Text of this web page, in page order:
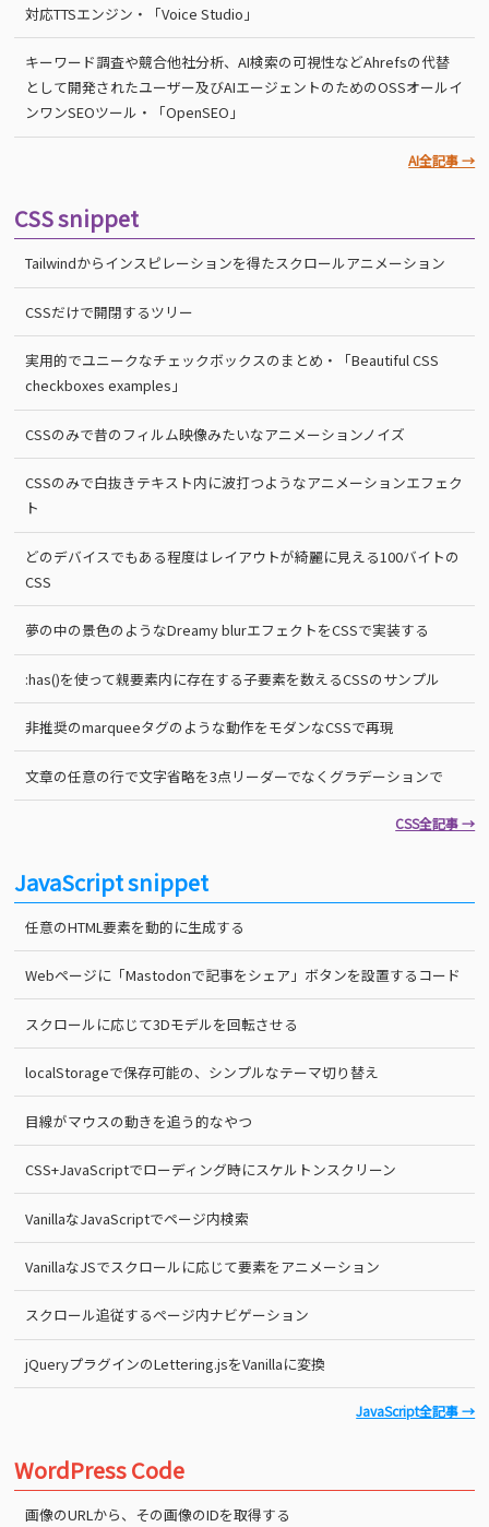
対応TTSエンジン・「Voice Studio」
キーワード調査や競合他社分析、AI検索の可視性などAhrefsの代替
として開発されたユーザー及びAIエージェントのためのOSSオールイ
ンワンSEOツール・「OpenSEO」
AI全記事 →
CSS snippet
Tailwindからインスピレーションを得たスクロールアニメーション
CSSだけで開閉するツリー
実用的でユニークなチェックボックスのまとめ・「Beautiful CSS
checkboxes examples」
CSSのみで昔のフィルム映像みたいなアニメーションノイズ
CSSのみで白抜きテキスト内に波打つようなアニメーションエフェク
ト
どのデバイスでもある程度はレイアウトが綺麗に見える100バイトの
CSS
夢の中の景色のようなDreamy blurエフェクトをCSSで実装する
:has()を使って親要素内に存在する子要素を数えるCSSのサンプル
非推奨のmarqueeタグのような動作をモダンなCSSで再現
文章の任意の行で文字省略を3点リーダーでなくグラデーションで
CSS全記事 →
JavaScript snippet
任意のHTML要素を動的に生成する
Webページに「Mastodonで記事をシェア」ボタンを設置するコード
スクロールに応じて3Dモデルを回転させる
localStorageで保存可能の、シンプルなテーマ切り替え
目線がマウスの動きを追う的なやつ
CSS+JavaScriptでローディング時にスケルトンスクリーン
VanillaなJavaScriptでページ内検索
VanillaなJSでスクロールに応じて要素をアニメーション
スクロール追従するページ内ナビゲーション
jQueryプラグインのLettering.jsをVanillaに変換
JavaScript全記事 →
WordPress Code
画像のURLから、その画像のIDを取得する